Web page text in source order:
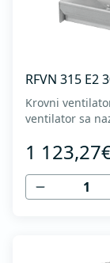
RFVN 315 E2
Krovni
ventilator sa
Maksimalan
kontinualan
1